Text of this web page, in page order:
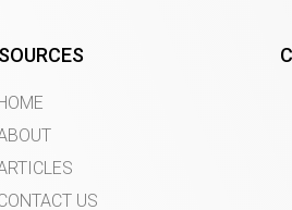
US